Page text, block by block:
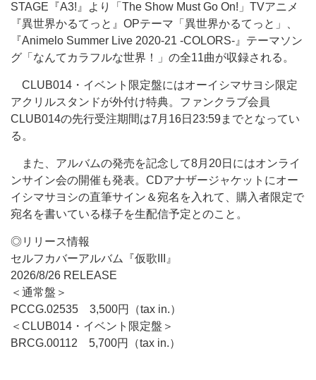
STAGE『A3!』より「The Show Must Go On!」TVアニメ
『異世界かるてっと』OPテーマ「異世界かるてっと」、
『Animelo Summer Live 2020-21 -COLORS-』テーマソン
グ「なんてカラフルな世界！」の全11曲が収録される。
CLUB014・イベント限定盤にはオーイシマサヨシ限定
アクリルスタンドが外付け特典。ファンクラブ会員
CLUB014の先行受注期間は7月16日23:59までとなってい
る。
また、アルバムの発売を記念して8月20日にはオンライ
ンサイン会の開催も発表。CDアナザージャケットにオー
イシマサヨシの直筆サイン＆宛名を入れて、購入者限定で
宛名を書いている様子を生配信予定とのこと。
◎リリース情報
セルフカバーアルバム『仮歌III』
2026/8/26 RELEASE
＜通常盤＞
PCCG.02535 3,500円（tax in.）
＜CLUB014・イベント限定盤＞
BRCG.00112 5,700円（tax in.）